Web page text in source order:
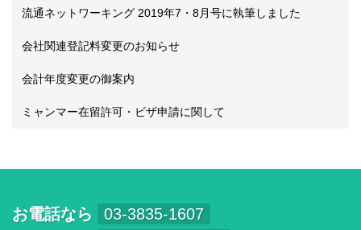
流通ネットワーキング 2019年7・8月号に執筆しました
会社関連登記料変更のお知らせ
会計年度変更の御案内
ミャンマー在留許可・ビザ申請に関して
お電話なら
03-3835-1607